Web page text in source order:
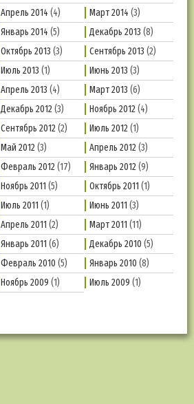
Апрель 2014 (4) Март 2014 (3)
Январь 2014 (5) Декабрь 2013 (8)
Октябрь 2013 (3) Сентябрь 2013 (2)
Июль 2013 (1) Июнь 2013 (3)
Апрель 2013 (4) Март 2013 (6)
Декабрь 2012(3) Ноябрь 2012(4)
Сентябрь 2012(2) Июль 2012(1)
Май 2012(3) Апрель 2012(3)
Февраль 2012(17) Январь 2012(9)
Ноябрь 2011 (5) Октябрь 2011 (1)
Июль 2011 (1) Июнь 2011 (3)
Апрель 2011 (2) Март 2011 (11)
Январь 2011 (6) Декабрь 2010 (5)
Февраль 2010 (5) Январь 2010 (8)
Ноябрь 2009 (1) Июль 2009 (1)